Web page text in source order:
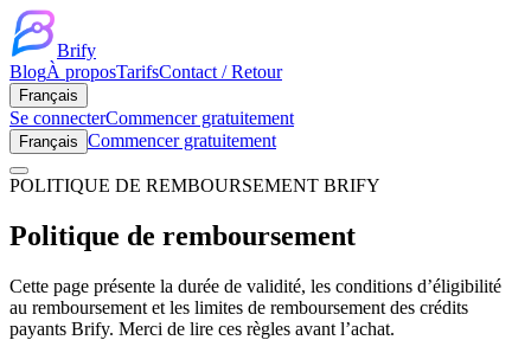
Brify
BlogÀ proposTarifsContact / Retour
Français
Se connecterCommencer gratuitement
Français Commencer gratuitement
POLITIQUE DE REMBOURSEMENT BRIFY
Politique de remboursement
Cette page présente la durée de validité, les conditions d’éligibilité
au remboursement et les limites de remboursement des crédits
payants Brify. Merci de lire ces règles avant l’achat.